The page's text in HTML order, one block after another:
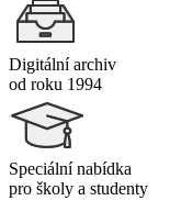
Digitální archiv
od roku 1994
Speciální nabídka
pro školy a studenty